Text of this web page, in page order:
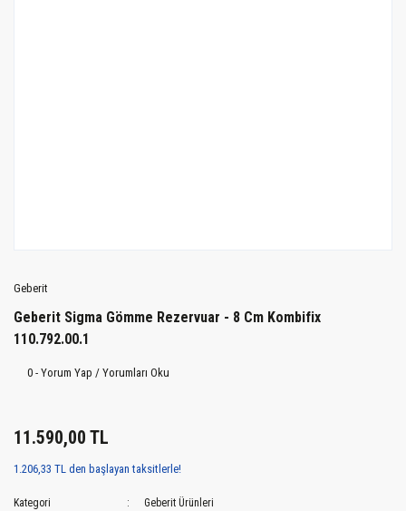
Geberit
Geberit Sigma Gömme Rezervuar - 8 Cm Kombifix
110.792.00.1
0 - Yorum Yap / Yorumları Oku
11.590,00 TL
1.206,33 TL den başlayan taksitlerle!
Kategori
Geberit Ürünleri